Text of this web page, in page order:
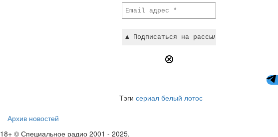
Тэги сериал белый лотос
Архив новостей
18+ © Специальное радио 2001 - 2025.